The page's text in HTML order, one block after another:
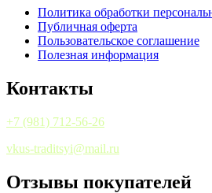
Политика обработки
Публичная оферта
Пользовательское соглашение
Полезная информация
Контакты
+7 (981) 712-56-26
vkus-traditsyi@mail.ru
Отзывы покупателей